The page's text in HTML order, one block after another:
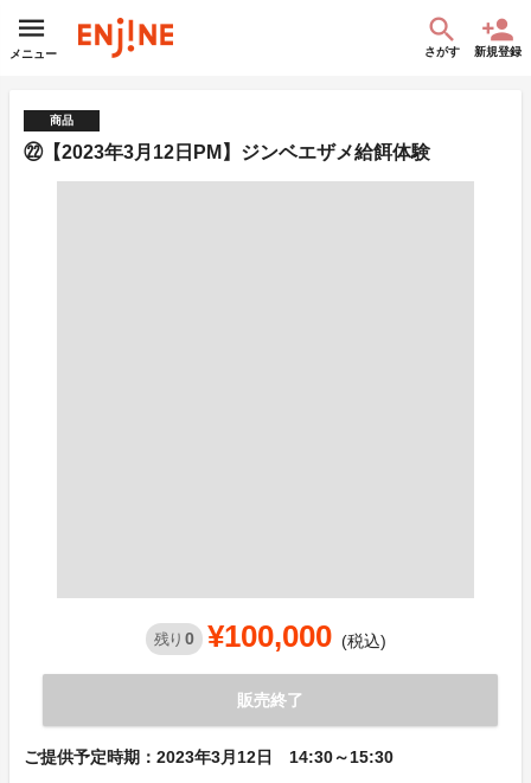
メニュー さがす 新規登録
商品
㉒【2023年3月12日PM】ジンベエザメ給餌体験
残り 0 ¥100,000 (税込)
販売終了
ご提供予定時期：2023年3月12日 14:30～15:30